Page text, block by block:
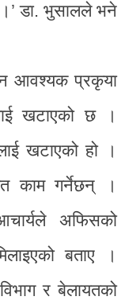
।’ डा. भुसालले भने
आवश्यक प्रकृया
खटाएको छ ।
खटाएको हो ।
काम गर्नेछन् ।
अफिसको
बताए ।
र बेलायतको